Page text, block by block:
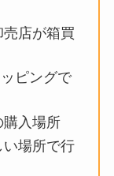
店が箱買
ピングで
入場所
場所で行